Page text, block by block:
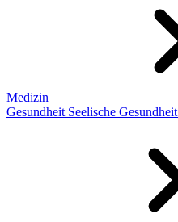
Medizin
Gesundheit Seelische Gesundheit